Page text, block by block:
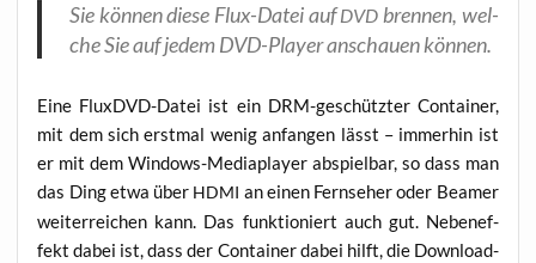
Sie kön­nen die­se Flux-Datei aufDVD bren­nen, wel­
che Sie auf jedem DVD-Play­er anschau­en können.
Eine FluxDVD-Datei ist ein DRM-geschütz­ter Con­tai­ner,
mit dem sich erst­mal wenig anfan­gen lässt – immer­hin ist
er mit dem Win­dows-Media­play­er abspiel­bar, so dass man
das Ding etwa über HDMI an einen Fern­se­her oder Bea­mer
wei­ter­rei­chen kann. Das funk­tio­niert auch gut. Neben­ef­
fekt dabei ist, dass der Con­tai­ner dabei hilft, die Down­load­